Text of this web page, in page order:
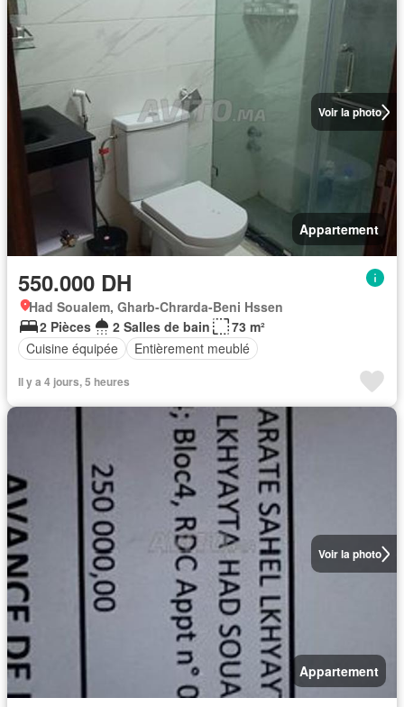
Voir la photo
Appartement
550.000 DH
Had Soualem, Gharb-Chrarda-Beni Hssen
2 Pièces
2 Salles de bain
73 m²
Cuisine équipée
Entièrement meublé
Il y a 4 jours, 5 heures
Voir la photo
Appartement